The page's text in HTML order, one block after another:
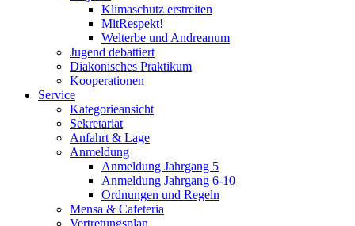
Klimaschutz erstreiten
MitRespekt!
Welterbe und Andreanum
Jugend debattiert
Diakonisches Praktikum
Kooperationen
Service
Kategorieansicht
Sekretariat
Anfahrt & Lage
Anmeldung
Anmeldung Jahrgang 5
Anmeldung Jahrgang 6-10
Ordnungen und Regeln
Mensa & Cafeteria